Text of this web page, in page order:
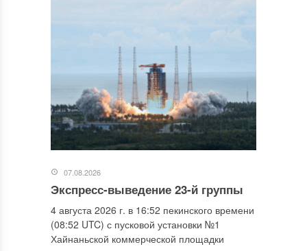
07.08.2026
Экспресс-выведение 23-й группы
4 августа 2026 г. в 16:52 пекинского времени
(08:52 UTC) с пусковой установки №1
Хайнаньской коммерческой площадки